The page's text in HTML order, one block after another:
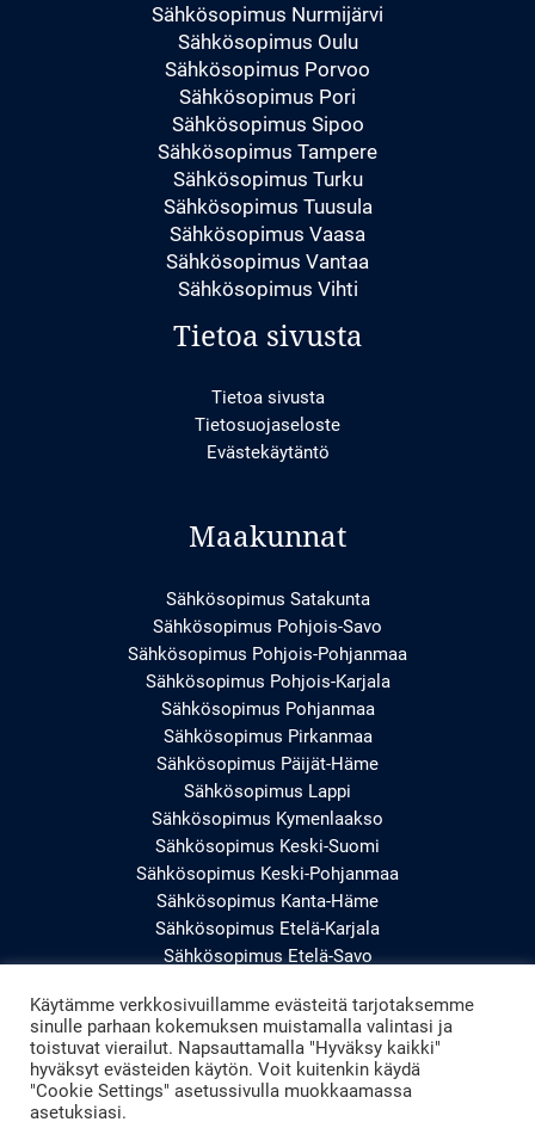
Sähkösopimus Nurmijärvi
Sähkösopimus Oulu
Sähkösopimus Porvoo
Sähkösopimus Pori
Sähkösopimus Sipoo
Sähkösopimus Tampere
Sähkösopimus Turku
Sähkösopimus Tuusula
Sähkösopimus Vaasa
Sähkösopimus Vantaa
Sähkösopimus Vihti
Tietoa sivusta
Tietoa sivusta
Tietosuojaseloste
Evästekäytäntö
Maakunnat
Sähkösopimus Satakunta
Sähkösopimus Pohjois-Savo
Sähkösopimus Pohjois-Pohjanmaa
Sähkösopimus Pohjois-Karjala
Sähkösopimus Pohjanmaa
Sähkösopimus Pirkanmaa
Sähkösopimus Päijät-Häme
Sähkösopimus Lappi
Sähkösopimus Kymenlaakso
Sähkösopimus Keski-Suomi
Sähkösopimus Keski-Pohjanmaa
Sähkösopimus Kanta-Häme
Sähkösopimus Etelä-Karjala
Sähkösopimus Etelä-Savo
Sähkösopimus Uusimaa
Sähkösopimus Varsinais-Suomi
Käytämme verkkosivuillamme evästeitä tarjotaksemme
sinulle parhaan kokemuksen muistamalla valintasi ja
toistuvat vierailut. Napsauttamalla "Hyväksy kaikki"
hyväksyt evästeiden käytön. Voit kuitenkin käydä
"Cookie Settings" asetussivulla muokkaamassa
asetuksiasi.